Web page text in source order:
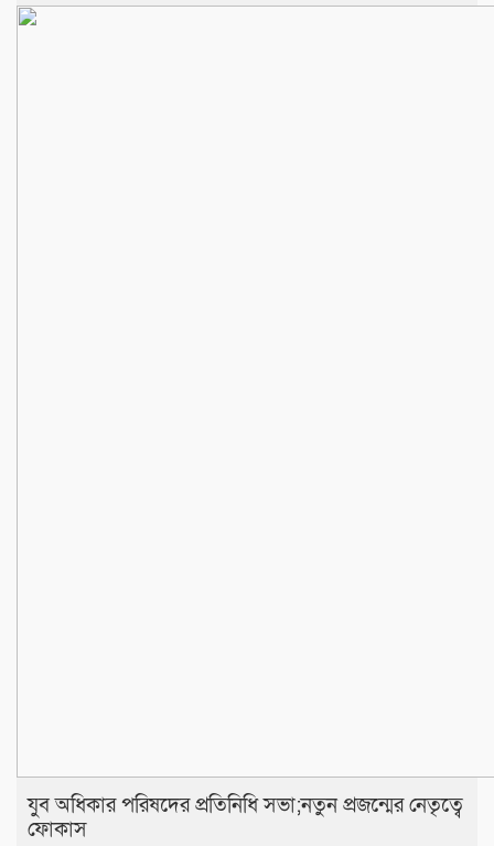
যুব অধিকার পরিষদের প্রতিনিধি সভা;নতুন প্রজন্মের নেতৃত্বে
ফোকাস